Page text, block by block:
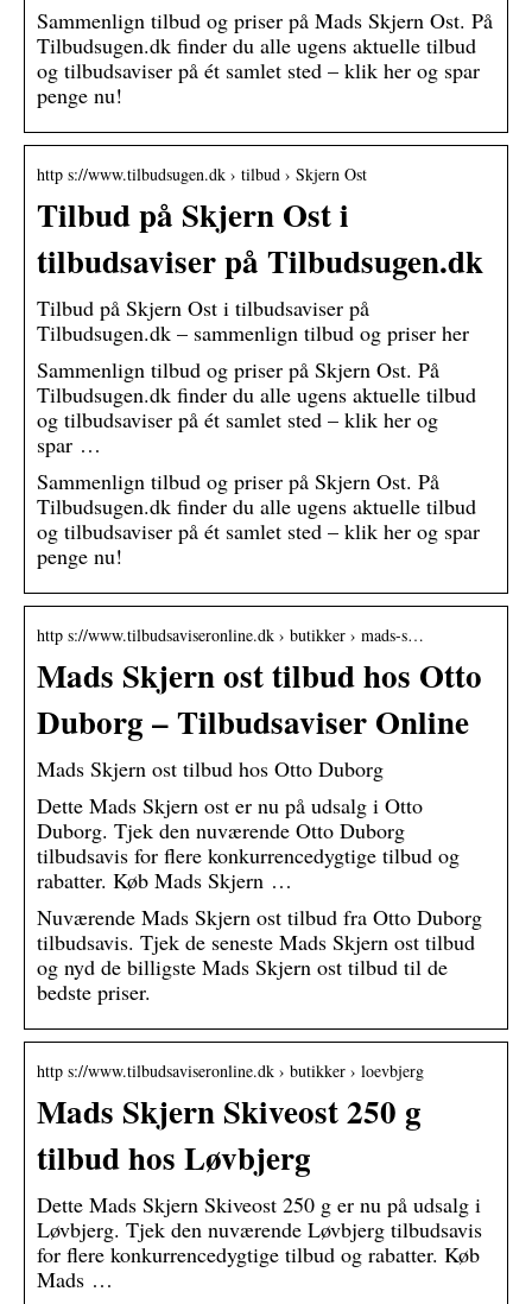
Sammenlign tilbud og priser på Mads Skjern Ost. På
Tilbudsugen.dk finder du alle ugens aktuelle tilbud
og tilbudsaviser på ét samlet sted – klik her og spar
penge nu!
http s://www.tilbudsugen.dk › tilbud › Skjern Ost
Tilbud på Skjern Ost i
tilbudsaviser på Tilbudsugen.dk
Tilbud på Skjern Ost i tilbudsaviser på
Tilbudsugen.dk – sammenlign tilbud og priser her
Sammenlign tilbud og priser på Skjern Ost. På
Tilbudsugen.dk finder du alle ugens aktuelle tilbud
og tilbudsaviser på ét samlet sted – klik her og
spar …
Sammenlign tilbud og priser på Skjern Ost. På
Tilbudsugen.dk finder du alle ugens aktuelle tilbud
og tilbudsaviser på ét samlet sted – klik her og spar
penge nu!
http s://www.tilbudsaviseronline.dk › butikker › mads-s…
Mads Skjern ost tilbud hos Otto
Duborg – Tilbudsaviser Online
Mads Skjern ost tilbud hos Otto Duborg
Dette Mads Skjern ost er nu på udsalg i Otto
Duborg. Tjek den nuværende Otto Duborg
tilbudsavis for flere konkurrencedygtige tilbud og
rabatter. Køb Mads Skjern …
Nuværende Mads Skjern ost tilbud fra Otto Duborg
tilbudsavis. Tjek de seneste Mads Skjern ost tilbud
og nyd de billigste Mads Skjern ost tilbud til de
bedste priser.
http s://www.tilbudsaviseronline.dk › butikker › loevbjerg
Mads Skjern Skiveost 250 g
tilbud hos Løvbjerg
Dette Mads Skjern Skiveost 250 g er nu på udsalg i
Løvbjerg. Tjek den nuværende Løvbjerg tilbudsavis
for flere konkurrencedygtige tilbud og rabatter. Køb
Mads …